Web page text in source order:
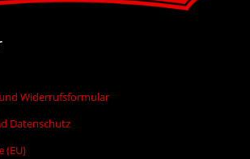
Widerrufsformular
Datenschutz
(EU)